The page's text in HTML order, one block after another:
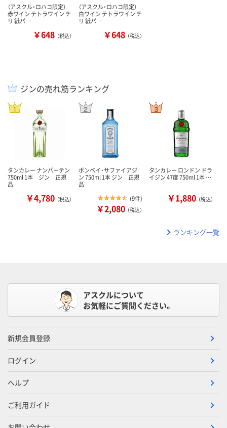
（アスクル・ロハコ限定）
赤ワイン テトラワイン チ
リ 紙パ…
￥648 （税込）
（アスクル・ロハコ限定）
白ワイン テトラワイン チ
リ 紙パ…
￥648 （税込）
ジンの売れ筋ランキング
タンカレー ナンバーテン
750ml 1本 ジン 正規
品
￥4,780 （税込）
ボンベイ・サファイアジ
ン 750ml 1本 ジン 正規
品
(9件)
￥2,080 （税込）
タンカレー ロンドン ドラ
イジン 47度 750ml 1本 …
￥1,880 （税込）
ランキング一覧
アスクルについて
お気軽にご質問ください。
新規会員登録
ログイン
ヘルプ
ご利用ガイド